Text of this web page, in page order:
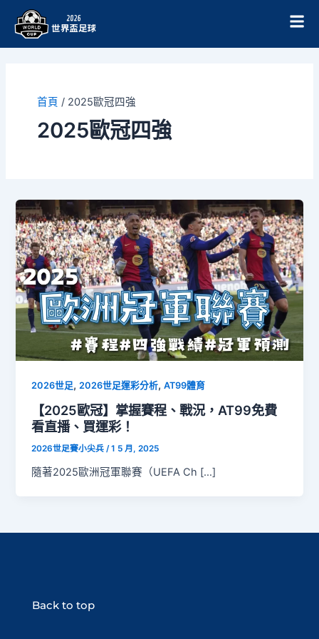
首頁 / 2025歐冠四強
2025歐冠四強
2026世足,2026世足運彩分析,AT99體育
【2025歐冠】掌握賽程、戰況，AT99免費
看直播、買運彩！
2026世足賽小尖兵/1 5 月, 2025
隨著2025歐洲冠軍聯賽（UEFA Ch […]
Back to top